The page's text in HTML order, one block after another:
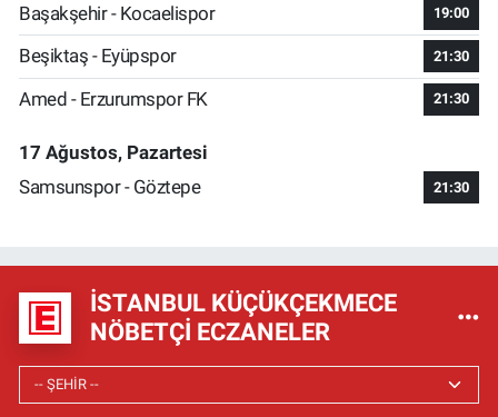
Başakşehir - Kocaelispor
19:00
Beşiktaş - Eyüpspor 21:30
Amed - Erzurumspor FK 21:30
17 Ağustos, Pazartesi
Samsunspor - Göztepe
21:30
İSTANBUL KÜÇÜKÇEKMECE
NÖBETÇI ECZANELER